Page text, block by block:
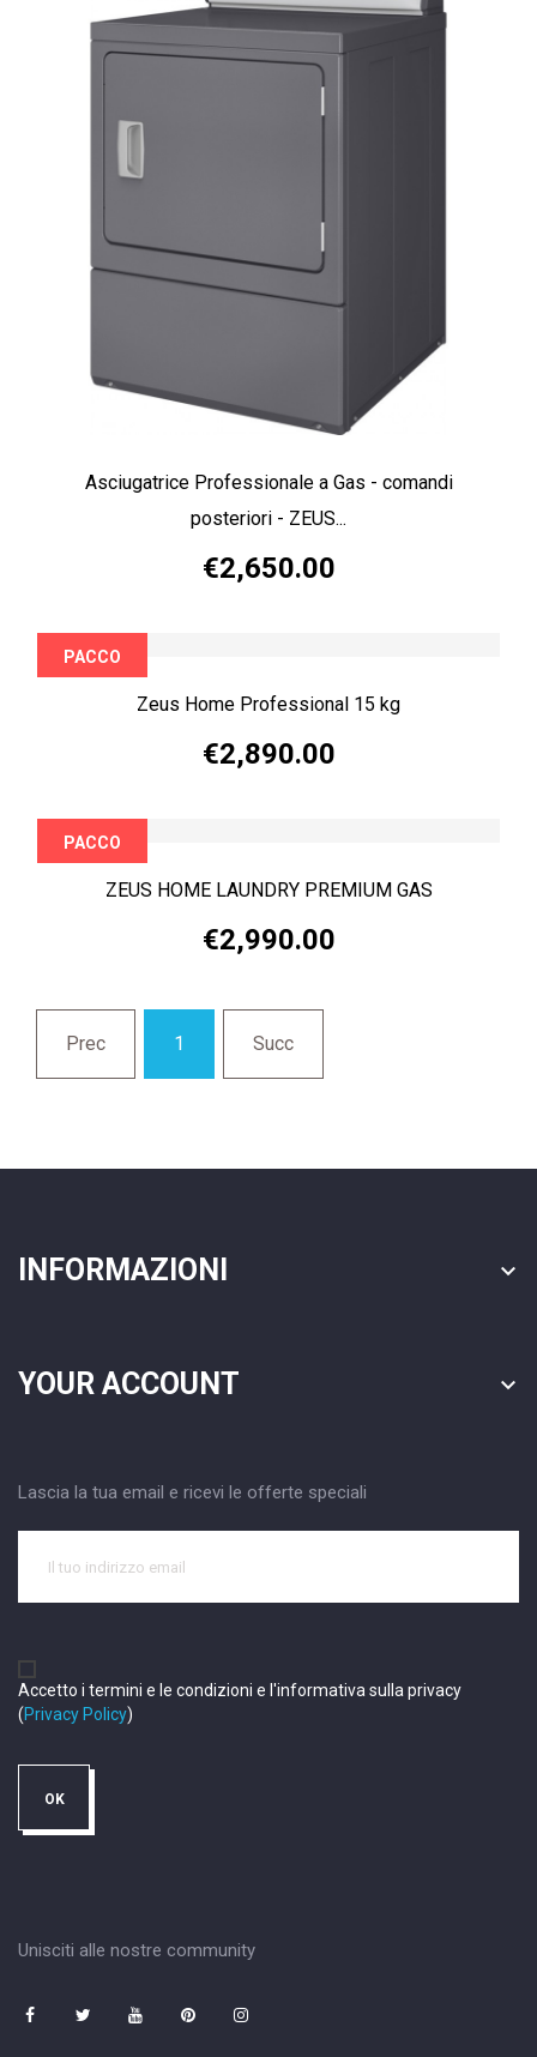
Asciugatrice Professionale a Gas - comandi
posteriori - ZEUS...
€2,650.00
Zeus Home Professional 15 kg
€2,890.00
PACCO
ZEUS HOME LAUNDRY PREMIUM GAS
€2,990.00
PACCO
Prec 1 Succ
INFORMAZIONI 
YOUR ACCOUNT 
Lascia la tua email e ricevi le offerte speciali
Accetto i termini e le condizioni e l'informativa sulla privacy
(Privacy Policy)
Unisciti alle nostre community